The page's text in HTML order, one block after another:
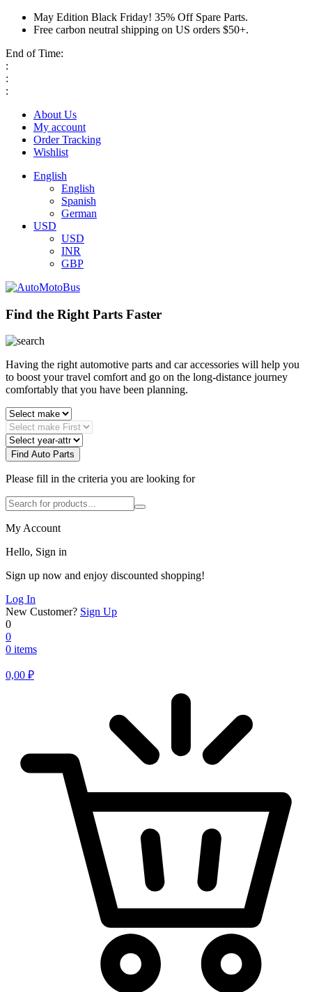
May Edition Black Friday! 35% Off Spare Parts.
Free carbon neutral shipping on US orders $50+.
End of Time:
:
:
:
About Us
My account
Order Tracking
Wishlist
English
English
Spanish
German
USD
USD
INR
GBP
Find the Right Parts Faster
Having the right automotive parts and car accessories will help you
to boost your travel comfort and go on the long-distance journey
comfortably that you have been planning.
Find Auto Parts
Please fill in the criteria you are looking for
My Account
Hello, Sign in
Sign up now and enjoy discounted shopping!
Log In
New Customer? Sign Up
0
0
0 items
0,00 ₽